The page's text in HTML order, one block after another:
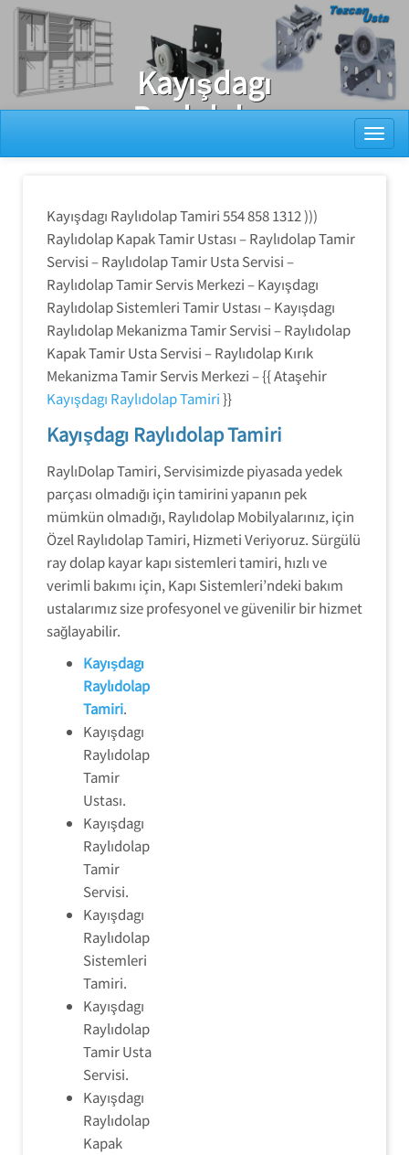
Ray Dolap Tamiri
Kayışdagı
Raylıdolap
Tamiri
Kayışdagı Raylıdolap Tamiri 554 858 1312 )))
Raylıdolap Kapak Tamir Ustası – Raylıdolap Tamir
Servisi – Raylıdolap Tamir Usta Servisi –
Raylıdolap Tamir Servis Merkezi – Kayışdagı
Raylıdolap Sistemleri Tamir Ustası – Kayışdagı
Raylıdolap Mekanizma Tamir Servisi – Raylıdolap
Kapak Tamir Usta Servisi – Raylıdolap Kırık
Mekanizma Tamir Servis Merkezi – {{ Ataşehir
Kayışdagı Raylıdolap Tamiri}}
Kayışdagı Raylıdolap Tamiri
RaylıDolap Tamiri, Servisimizde piyasada yedek
parçası olmadığı için tamirini yapanın pek
mümkün olmadığı, Raylıdolap Mobilyalarınız, için
Özel Raylıdolap Tamiri, Hizmeti Veriyoruz. Sürgülü
ray dolap kayar kapı sistemleri tamiri, hızlı ve
verimli bakımı için, Kapı Sistemleri’ndeki bakım
ustalarımız size profesyonel ve güvenilir bir hizmet
sağlayabilir.
Kayışdagı
Raylıdolap
Tamiri.
Kayışdagı
Raylıdolap
Tamir
Ustası.
Kayışdagı
Raylıdolap
Tamir
Servisi.
Kayışdagı
Raylıdolap
Sistemleri
Tamiri.
Kayışdagı
Raylıdolap
Tamir Usta
Servisi.
Kayışdagı
Raylıdolap
Kapak